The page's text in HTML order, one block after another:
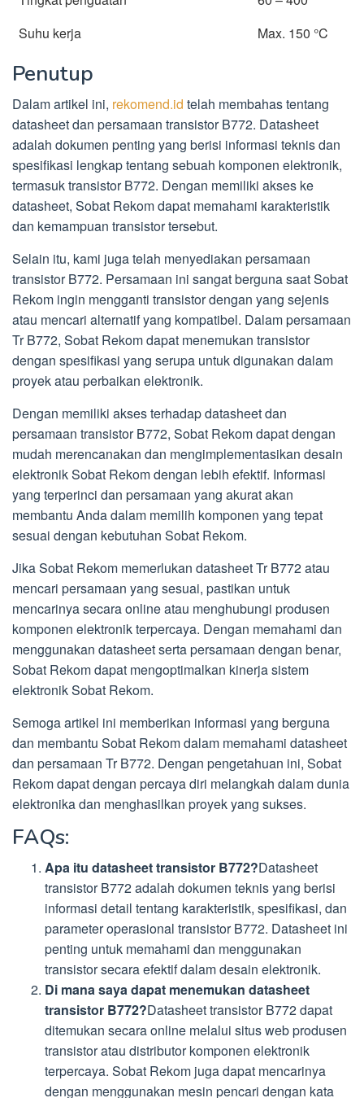
Suhu kerja
Max. 150 °C
Penutup
Dalam artikel ini, rekomend.id telah membahas tentang
datasheet dan persamaan transistor B772. Datasheet
adalah dokumen penting yang berisi informasi teknis dan
spesifikasi lengkap tentang sebuah komponen elektronik,
termasuk transistor B772. Dengan memiliki akses ke
datasheet, Sobat Rekom dapat memahami karakteristik
dan kemampuan transistor tersebut.
Selain itu, kami juga telah menyediakan persamaan
transistor B772. Persamaan ini sangat berguna saat Sobat
Rekom ingin mengganti transistor dengan yang sejenis
atau mencari alternatif yang kompatibel. Dalam persamaan
Tr B772, Sobat Rekom dapat menemukan transistor
dengan spesifikasi yang serupa untuk digunakan dalam
proyek atau perbaikan elektronik.
Dengan memiliki akses terhadap datasheet dan
persamaan transistor B772, Sobat Rekom dapat dengan
mudah merencanakan dan mengimplementasikan desain
elektronik Sobat Rekom dengan lebih efektif. Informasi
yang terperinci dan persamaan yang akurat akan
membantu Anda dalam memilih komponen yang tepat
sesuai dengan kebutuhan Sobat Rekom.
Jika Sobat Rekom memerlukan datasheet Tr B772 atau
mencari persamaan yang sesuai, pastikan untuk
mencarinya secara online atau menghubungi produsen
komponen elektronik terpercaya. Dengan memahami dan
menggunakan datasheet serta persamaan dengan benar,
Sobat Rekom dapat mengoptimalkan kinerja sistem
elektronik Sobat Rekom.
Semoga artikel ini memberikan informasi yang berguna
dan membantu Sobat Rekom dalam memahami datasheet
dan persamaan Tr B772. Dengan pengetahuan ini, Sobat
Rekom dapat dengan percaya diri melangkah dalam dunia
elektronika dan menghasilkan proyek yang sukses.
FAQs:
Apa itu datasheet transistor B772?Datasheet
transistor B772 adalah dokumen teknis yang berisi
informasi detail tentang karakteristik, spesifikasi, dan
parameter operasional transistor B772. Datasheet ini
penting untuk memahami dan menggunakan
transistor secara efektif dalam desain elektronik.
Di mana saya dapat menemukan datasheet
transistor B772?Datasheet transistor B772 dapat
ditemukan secara online melalui situs web produsen
transistor atau distributor komponen elektronik
terpercaya. Sobat Rekom juga dapat mencarinya
dengan menggunakan mesin pencari dengan kata